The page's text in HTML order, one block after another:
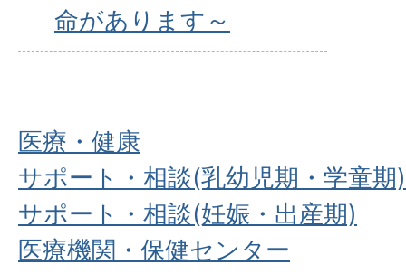
命があります～
医療・健康
サポート・相談(乳幼児期・学童期)
サポート・相談(妊娠・出産期)
医療機関・保健センター